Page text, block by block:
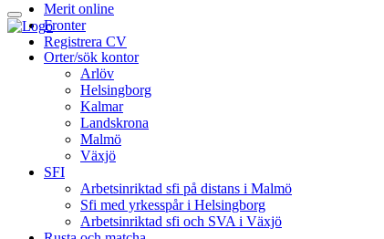
Merit online
Fronter
Registrera CV
Orter/sök kontor
Arlöv
Helsingborg
Kalmar
Landskrona
Malmö
Växjö
SFI
Arbetsinriktad sfi på distans i Malmö
Sfi med yrkesspår i Helsingborg
Arbetsinriktad sfi och SVA i Växjö